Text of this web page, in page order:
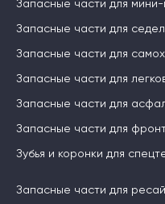
Запасные части для мини-
Запасные части для
Запасные части для
Запасные части для
Запасные части для
Запасные части для
Зубья и коронки для
Запасные части для